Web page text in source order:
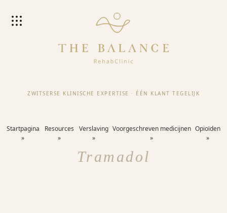
ZWITSERSE KLINISCHE EXPERTISE · ÉÉN KLANT TEGELIJK
Startpagina Resources Verslaving Voorgeschreven medicijnen Opioïden
Tramadol